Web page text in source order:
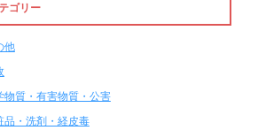
ゴリー
他
物質・有害物質・公害
品・洗剤・経皮毒